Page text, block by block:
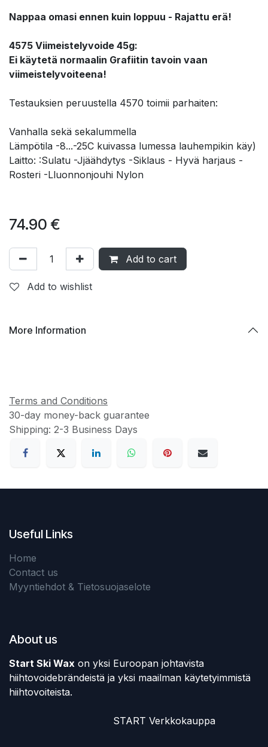
Nappaa omasi ennen kuin loppuu - Rajattu erä!
4575 Viimeistelyvoide 45g:
Ei käytetä normaalin Grafiitin tavoin vaan
viimeistelyvoiteena!
Testauksien peruustella 4570 toimii parhaiten:
Vanhalla sekä sekalummella
Lämpötila -8...-25C kuivassa lumessa lauhempikin käy)
Laitto: :Sulatu -Jjäähdytys -Siklaus - Hyvä harjaus -
Rosteri -Lluonnonjouhi Nylon
74.90 €
Add to cart
Add to wishlist
More Information
Terms and Conditions
30-day money-back guarantee
Shipping: 2-3 Business Days
Useful Links
Home
Contact us
Myyntiehdot & Tietosuojaselote
About us
Start Ski Wax on yksi Euroopan johtavista
hiihtovoidebrändeistä ja yksi maailman käytetyimmistä
hiihtovoiteista.
​START Verkkokauppa